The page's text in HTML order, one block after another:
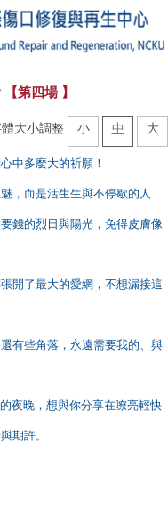
第四場 】
大小調整 小 中 大
中多麼大的祈願！
， 而是活生生與不停歇的人
錢的烈日與陽光，免得皮膚像
開了最大的愛網， 不想漏接這
有些角落， 永遠需要我的、與
夜晚， 想與你分享在嘹亮輕快
期許。